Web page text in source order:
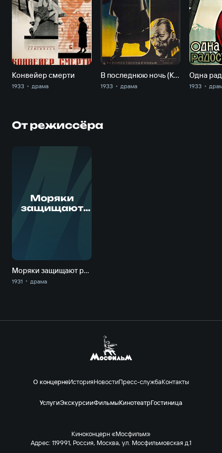
Конвейер смерти
1933 драма
В последнюю ночь (Как это было.Глаша)
1933 драма
Одна
1933
От режиссёра
Моряки
защищают
Моряки защищают родину
1931 драма
О концернеИсторияНовостиПресс-службаКонтакты
УслугиЭкскурсииФильмыКинотеатрГостиница
Киноконцерн «Мосфильм»
Адрес: 119991, Россия, Москва, ул. Мосфильмовская д.1